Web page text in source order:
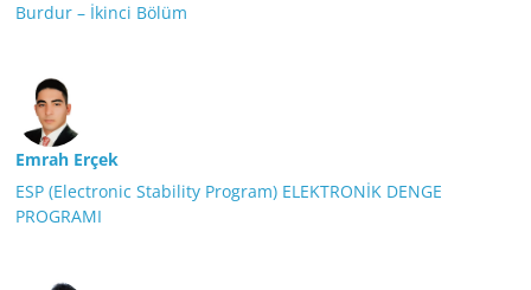
Burdur – İkinci Bölüm
Emrah Erçek
ESP (Electronic Stability Program) ELEKTRONİK DENGE
PROGRAMI